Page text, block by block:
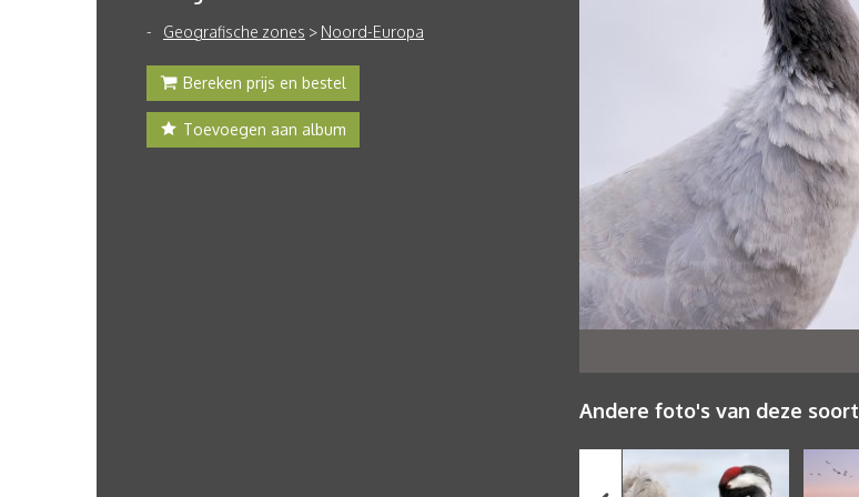
Geografische zones > Noord-Europa
Bereken prijs en bestel
Toevoegen aan album
Andere foto's van deze soort